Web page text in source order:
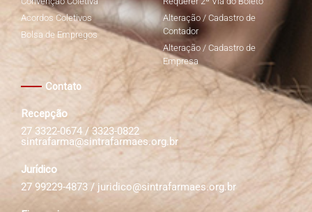
Acordos Coletivos
Bolsa de Empregos
Alteração / Cadastro de
Contador
Alteração / Cadastro de
Empresa
Contato
Recepção
27 3322-0674 / 3323-0822
sintrafarma@sintrafarmaes.org.br
Jurídico
27 99229-4873 / juridico@sintrafarmaes.org.br